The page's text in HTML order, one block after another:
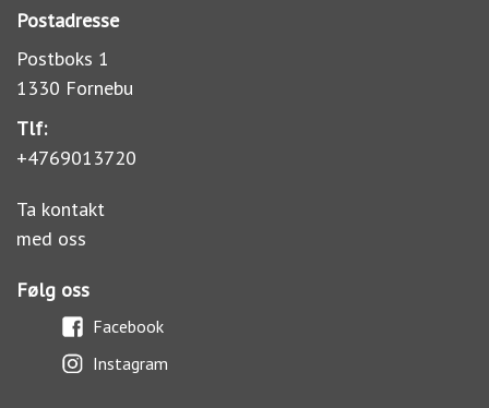
Postadresse
Postboks 1
1330 Fornebu
Tlf:
+4769013720
Ta kontakt
med oss
Følg oss
Facebook
Instagram